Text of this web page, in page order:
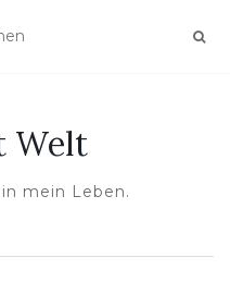
Welt
mein Leben.